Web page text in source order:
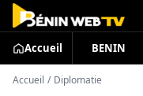
Accueil BENIN
Accueil / Diplomatie